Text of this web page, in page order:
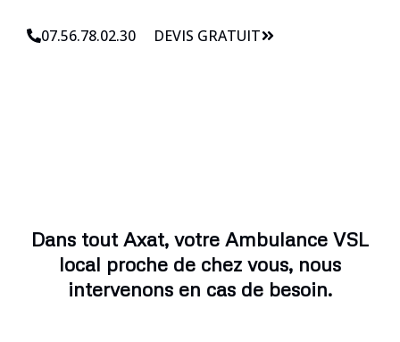
07.56.78.02.30 DEVIS GRATUIT
Dans tout Axat, votre Ambulance VSL
local proche de chez vous, nous
intervenons en cas de besoin.